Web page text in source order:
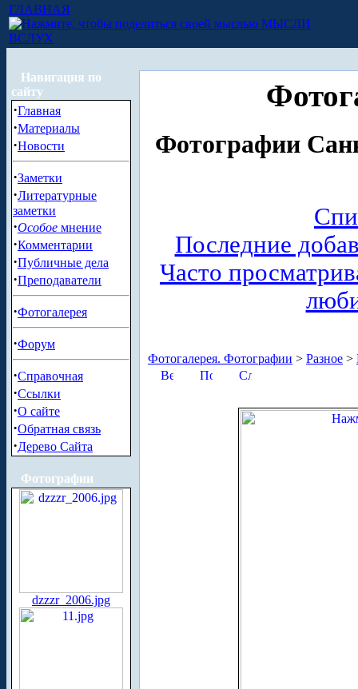
ГЛАВНАЯ
МЫСЛИ
ВСЛУХ
Навигация по
сайту
·Главная
·Материалы
·Новости
·Заметки
·Литературные
заметки
·Особое мнение
·Комментарии
·Публичные дела
·Преподаватели
·Фотогалерея
·Форум
·Справочная
·Ссылки
·О сайте
·Обратная связь
·Дерево Сайта
Фотографии
dzzzr_2006.jpg
Фотографии
Последние
Часто
Фотогалерея. Фотографии > Разное >